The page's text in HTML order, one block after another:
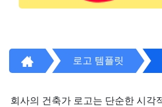
로고 템플릿
회사의 건축가 로고는 단순한 시각